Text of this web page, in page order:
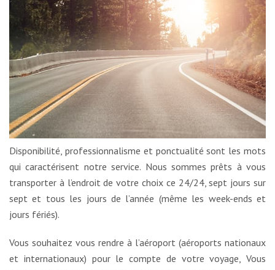
Disponibilité, professionnalisme et ponctualité sont les mots
qui caractérisent notre service. Nous sommes prêts à vous
transporter à l’endroit de votre choix ce 24/24, sept jours sur
sept et tous les jours de l’année (même les week-ends et
jours fériés).
Vous souhaitez vous rendre à l’aéroport (aéroports nationaux
et internationaux) pour le compte de votre voyage, Vous